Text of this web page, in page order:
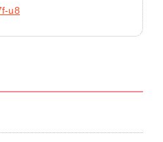
u8